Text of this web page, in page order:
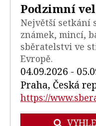
Podzimní
Největší setkání
známek, mincí,
sběratelstvi ve
Evropě.
04.09.2026 -
Praha, Česká
https://